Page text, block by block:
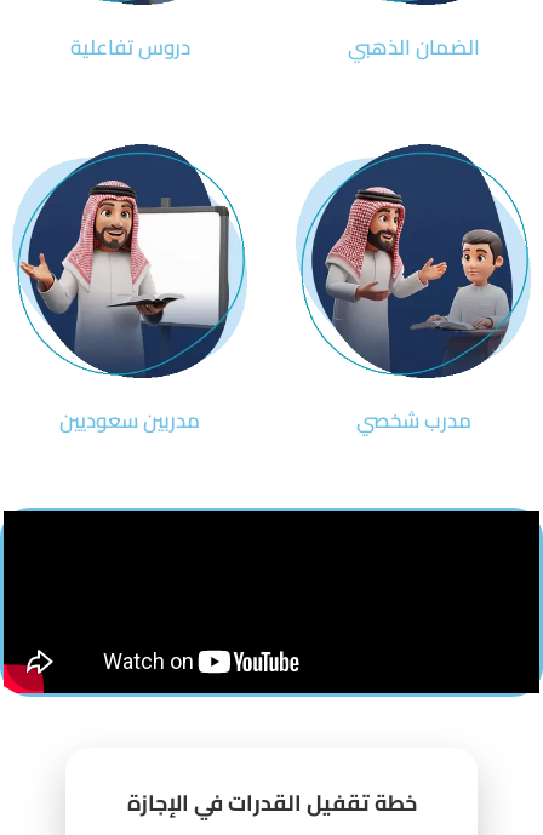
الضمان الذهبي دروس تفاعلية
مدرب شخصي مدربين سعوديين
خطة تقفيل القدرات في الإجازة